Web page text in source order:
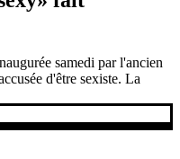
samedi par l'ancien
d'être sexiste. La